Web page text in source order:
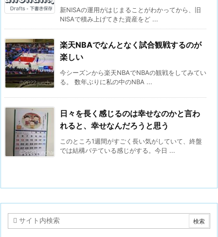
新NISAの運用がはじまることがわかってから、旧
NISAで積み上げてきた資産をど ...
楽天NBAでなんとなく試合観戦するのが
楽しい
今シーズンから楽天NBAでNBAの観戦をしてみてい
る。 数年ぶりに私の中のNBA ...
日々を長く感じるのは幸せなのかと言わ
れると、幸せなんだろうと思う
このところ1週間がすごく長い気がしていて、終盤
では結構バテている感じがする。今日 ...